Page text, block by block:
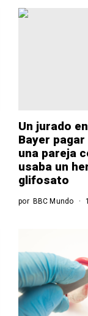
Un jurado
Bayer
una pareja
usaba un
glifosato
por BBC Mundo